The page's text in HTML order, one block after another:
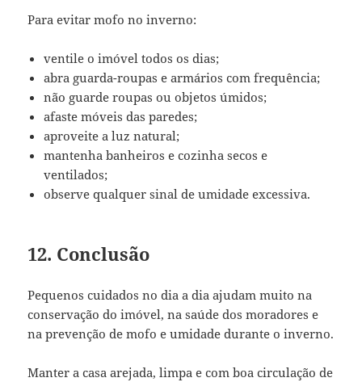
Para evitar mofo no inverno:
ventile o imóvel todos os dias;
abra guarda-roupas e armários com frequência;
não guarde roupas ou objetos úmidos;
afaste móveis das paredes;
aproveite a luz natural;
mantenha banheiros e cozinha secos e
ventilados;
observe qualquer sinal de umidade excessiva.
12. Conclusão
Pequenos cuidados no dia a dia ajudam muito na
conservação do imóvel, na saúde dos moradores e
na prevenção de mofo e umidade durante o inverno.
Manter a casa arejada, limpa e com boa circulação de